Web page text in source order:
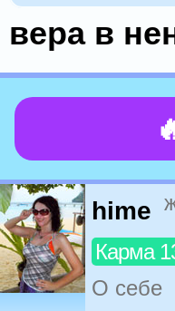
вера в
hime
Карма
О себе